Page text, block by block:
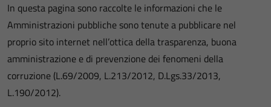
In questa pagina sono raccolte le informazioni che le
Amministrazioni pubbliche sono tenute a pubblicare nel
proprio sito internet nell’ottica della trasparenza, buona
amministrazione e di prevenzione dei fenomeni della
corruzione (L.69/2009, L.213/2012, D.Lgs.33/2013,
L.190/2012).